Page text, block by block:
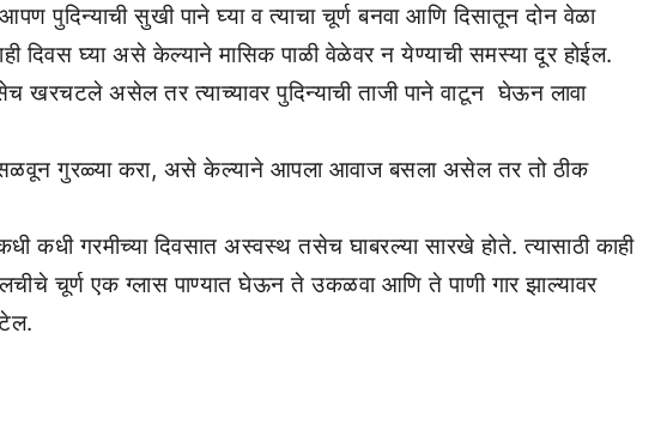
पुदिन्याची सुखी पाने घ्या व त्याचा चूर्ण बनवा आणि दिसातून दोन वेळा
दिवस घ्या असे केल्याने मासिक पाळी वेळेवर न येण्याची समस्या दूर होईल.
असेल तर त्याच्यावर पुदिन्याची ताजी पाने वाटून घेऊन लावा
मिसळवून गुरळ्या करा, असे केल्याने आपला आवाज बसला असेल तर तो ठीक
कधी गरमीच्या दिवसात अस्वस्थ तसेच घाबरल्या सारखे होते. त्यासाठी काही
चूर्ण एक ग्लास पाण्यात घेऊन ते उकळवा आणि ते पाणी गार झाल्यावर